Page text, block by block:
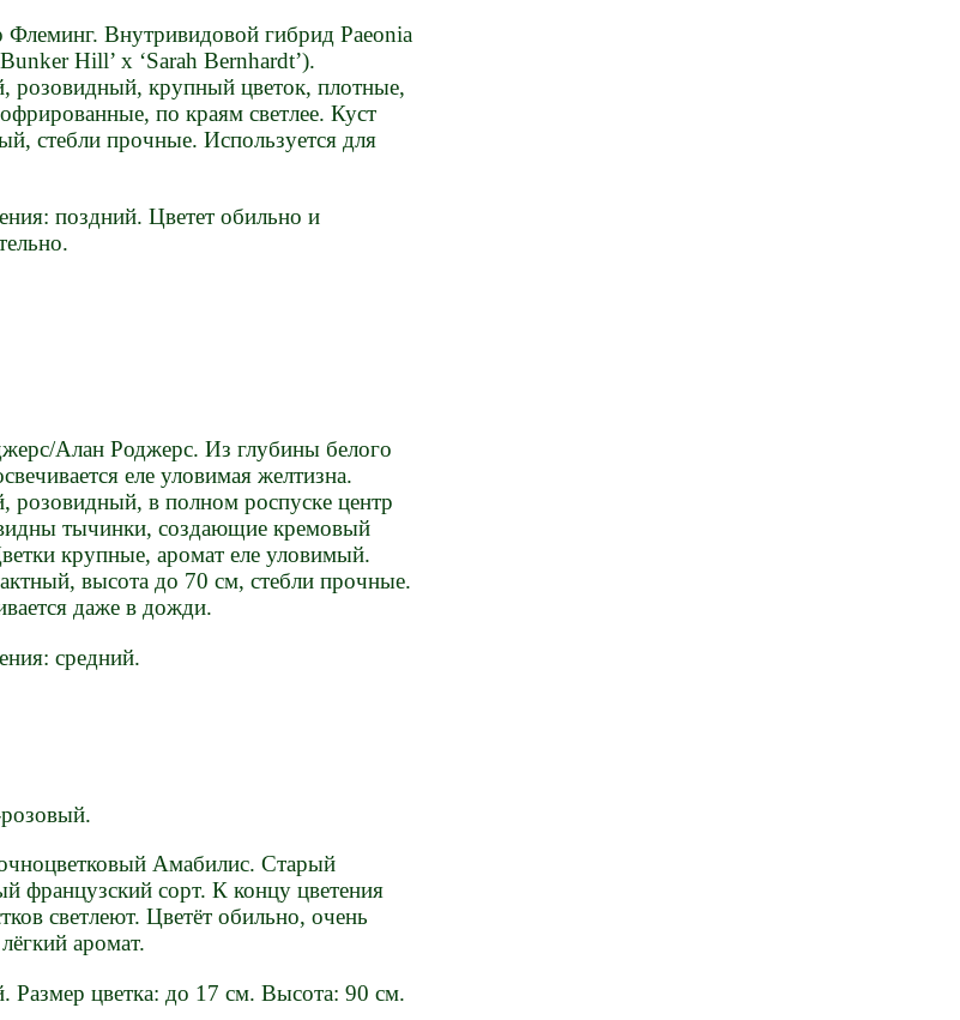
Флеминг. Внутривидовой гибрид Paeonia
Hill’ x ‘Sarah Bernhardt’).
розовидный, крупный цветок, плотные,
по краям светлее. Куст
стебли прочные. Используется для
поздний. Цветет обильно и
Алан Роджерс. Из глубины белого
еле уловимая желтизна.
розовидный, в полном роспуске центр
тычинки, создающие кремовый
крупные, аромат еле уловимый.
высота до 70 см, стебли прочные.
даже в дожди.
средний.
Амабилис. Старый
французский сорт. К концу цветения
светлеют. Цветёт обильно, очень
аромат.
Размер цветка: до 17 см. Высота: 90 см.